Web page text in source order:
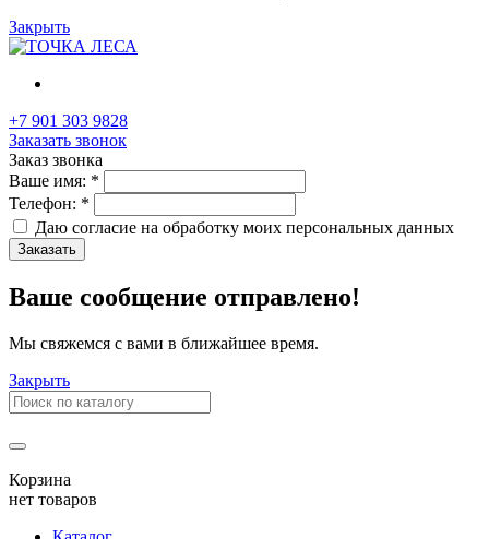
Закрыть
+7 901 303 9828
Заказать звонок
Заказ звонка
Ваше имя: *
Телефон: *
Даю согласие на обработку моих персональных данных
Заказать
Ваше сообщение отправлено!
Мы свяжемся с вами в ближайшее время.
Закрыть
Корзина
нет товаров